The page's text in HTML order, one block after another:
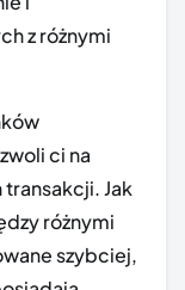
z różnymi
ci na
Jak
różnymi
szybciej,